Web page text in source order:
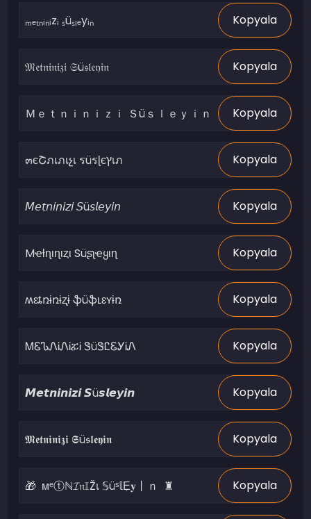
Kopyala
Kopyala
Kopyala
Kopyala
Kopyala
Kopyala
Kopyala
Kopyala
Kopyala
Kopyala
Kopyala